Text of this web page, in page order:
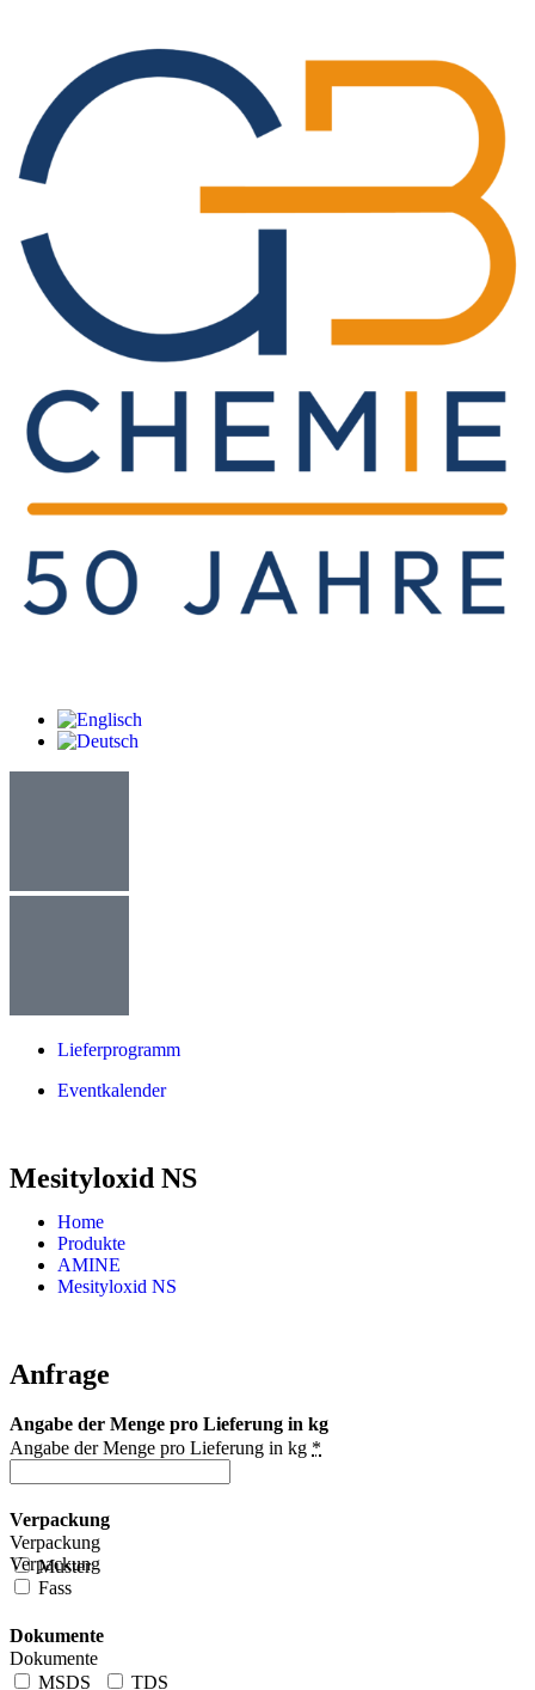
Lieferprogramm
Eventkalender
Mesityloxid NS
Home
Produkte
AMINE
Mesityloxid NS
Anfrage
Angabe der Menge pro Lieferung in kg
Angabe der Menge pro Lieferung in kg *
Verpackung
Verpackung
Muster
Verpackung
Fass
Dokumente
Dokumente
MSDS
TDS